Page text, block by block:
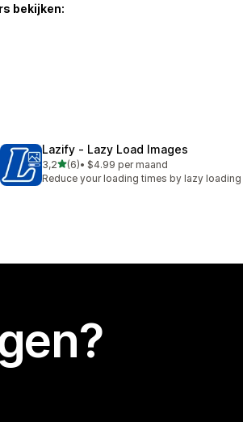
bekijken:
Lazify ‑ Lazy Load Images
3,2van 5 sterren
(6)
6 recensies in totaal
• $4.99 per maand
Reduce your loading times by lazy